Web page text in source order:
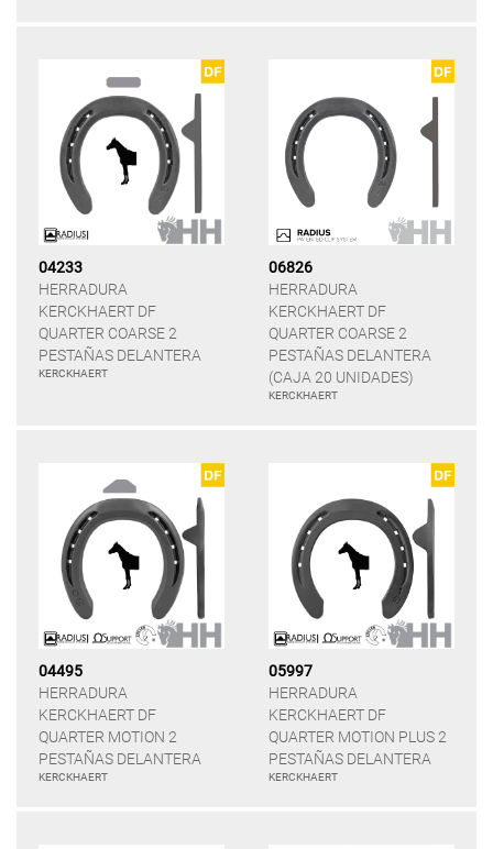
04233
HERRADURA
KERCKHAERT DF
QUARTER COARSE 2
PESTAÑAS DELANTERA
KERCKHAERT
06826
HERRADURA
KERCKHAERT DF
QUARTER COARSE 2
PESTAÑAS DELANTERA
(CAJA 20 UNIDADES)
KERCKHAERT
04495
HERRADURA
KERCKHAERT DF
QUARTER MOTION 2
PESTAÑAS DELANTERA
KERCKHAERT
05997
HERRADURA
KERCKHAERT DF
QUARTER MOTION PLUS 2
PESTAÑAS DELANTERA
KERCKHAERT